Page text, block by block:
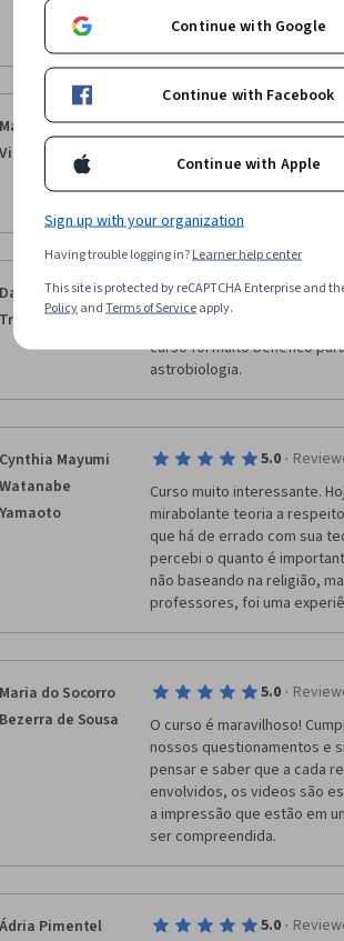
Astronomia, porque o
trazendo à tona as dúvidas
Maykon Martinez
Vieira Fraiz
5.0 ·
Excelente!! Ajudou-me a
sistema planetário, bem
Daniel Kawã
Trovão da Silva
5.0 ·
Muito bom esse curso, as
curso foi muito benéfico
astrobiologia.
Cynthia Mayumi
Watanabe
Yamaoto
5.0 ·
Curso muito interessante.
mirabolante teoria a
que há de errado com sua
percebi o quanto é
não baseando na religião,
professores, foi uma
Maria do Socorro
Bezerra de Sousa
5.0 ·
O curso é maravilhoso!
nossos questionamentos e
pensar e saber que a cada
envolvidos, os videos são
a impressão que estão em
ser compreendida.
Ádria Pimentel
5.0 ·
Continue with Google
Continue with Facebook
Continue with Apple
Sign up with your organization
Having trouble logging in?Learner help center
This site is protected by reCAPTCHA Enterprise and
PolicyandTerms of Serviceapply.